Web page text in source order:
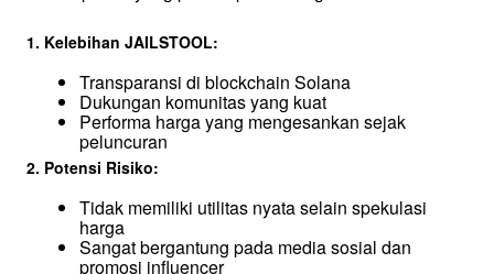
1. Kelebihan JAILSTOOL:
Transparansi di blockchain Solana
Dukungan komunitas yang kuat
Performa harga yang mengesankan sejak
peluncuran
2. Potensi Risiko:
Tidak memiliki utilitas nyata selain spekulasi
harga
Sangat bergantung pada media sosial dan
promosi influencer